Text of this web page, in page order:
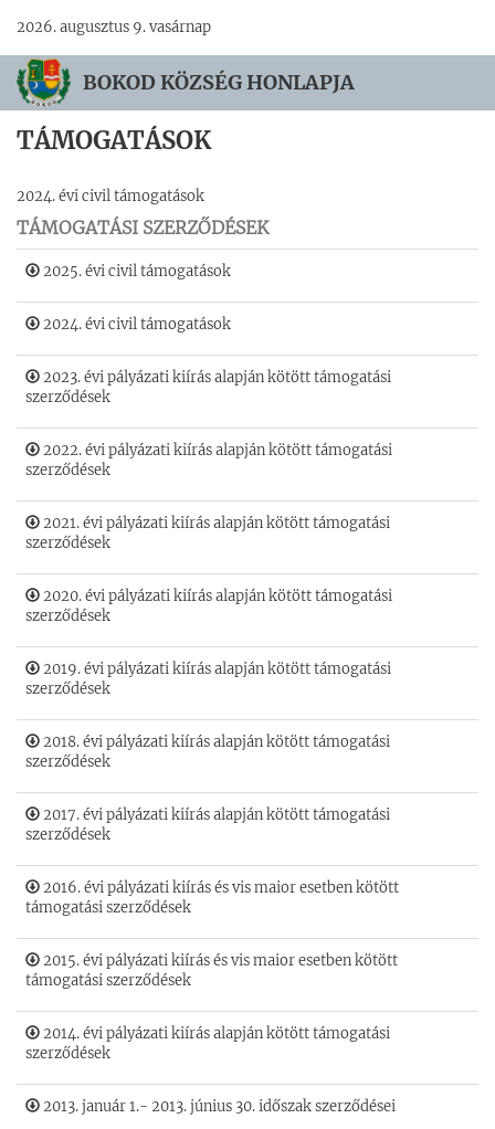
2026. augusztus 9. vasárnap
BOKOD KÖZSÉG HONLAPJA
TÁMOGATÁSOK
2024. évi civil támogatások
TÁMOGATÁSI SZERZŐDÉSEK
2025. évi civil támogatások
2024. évi civil támogatások
2023. évi pályázati kiírás alapján kötött támogatási
szerződések
2022. évi pályázati kiírás alapján kötött támogatási
szerződések
2021. évi pályázati kiírás alapján kötött támogatási
szerződések
2020. évi pályázati kiírás alapján kötött támogatási
szerződések
2019. évi pályázati kiírás alapján kötött támogatási
szerződések
2018. évi pályázati kiírás alapján kötött támogatási
szerződések
2017. évi pályázati kiírás alapján kötött támogatási
szerződések
2016. évi pályázati kiírás és vis maior esetben kötött
támogatási szerződések
2015. évi pályázati kiírás és vis maior esetben kötött
támogatási szerződések
2014. évi pályázati kiírás alapján kötött támogatási
szerződések
2013. január 1.- 2013. június 30. időszak szerződései